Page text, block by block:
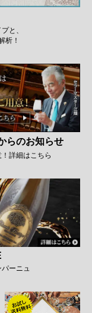
と、
析！
らのお知らせ
詳細はこちら
ーニュ